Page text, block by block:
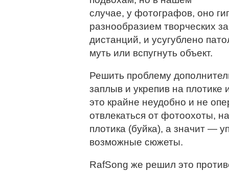
случае, у фотографов, оно
разнообразием творческих
дистанций, и усугублено
муть или вспугнуть объект.
Решить проблему
заплыв и укрепив на
это крайне неудобно и не
отвлекаться от фотоохоты,
плотика (буйка), а значит —
возможные сюжеты.
RafSong же решил это